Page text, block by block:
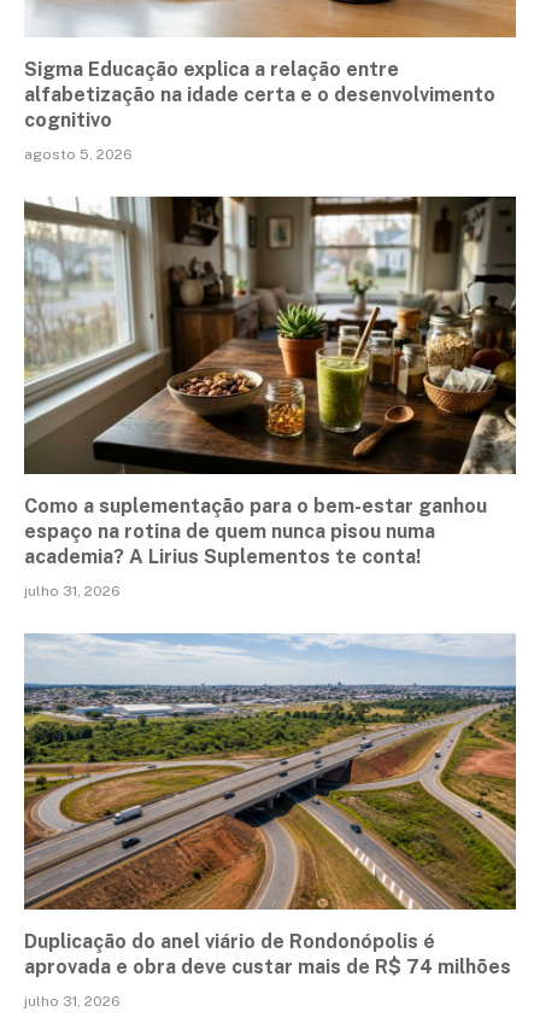
Sigma Educação explica a relação entre
alfabetização na idade certa e o desenvolvimento
cognitivo
agosto 5, 2026
Como a suplementação para o bem-estar ganhou
espaço na rotina de quem nunca pisou numa
academia? A Lirius Suplementos te conta!
julho 31, 2026
Duplicação do anel viário de Rondonópolis é
aprovada e obra deve custar mais de R$ 74 milhões
julho 31, 2026